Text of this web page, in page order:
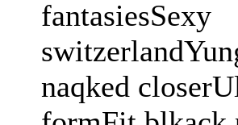
fantasiesSexy
naqked